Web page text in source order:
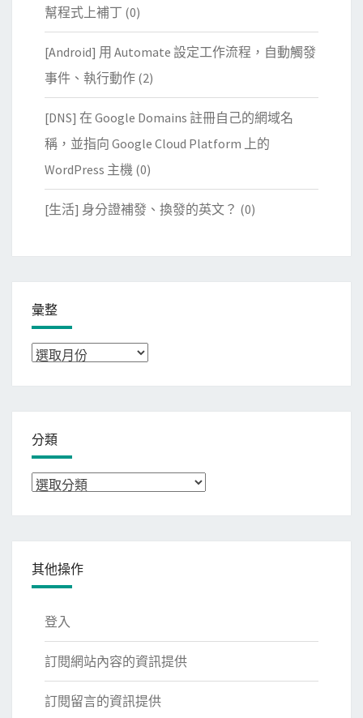
幫程式上補丁 (0)
[Android] 用 Automate 設定工作流程，自動觸發
事件、執行動作 (2)
[DNS] 在 Google Domains 註冊自己的網域名
稱，並指向 Google Cloud Platform 上的
WordPress 主機 (0)
[生活] 身分證補發、換發的英文？ (0)
彙整
彙
分類
分
其他操作
登入
訂閱網站內容的資訊提供
訂閱留言的資訊提供